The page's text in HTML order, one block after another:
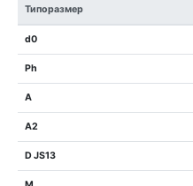
Типоразмер
d0
Ph
A
A2
D JS13